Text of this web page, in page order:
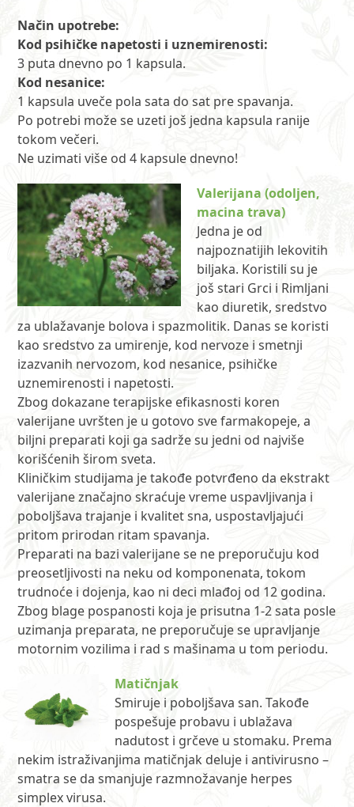
Način upotrebe:
Kod psihičke napetosti i uznemirenosti:
3 puta dnevno po 1 kapsula.
Kod nesanice:
1 kapsula uveče pola sata do sat pre spavanja.
Po potrebi može se uzeti još jedna kapsula ranije
tokom večeri.
Ne uzimati više od 4 kapsule dnevno!
Valerijana (odoljen,
macina trava)
Jedna je od
najpoznatijih lekovitih
biljaka. Koristili su je
još stari Grci i Rimljani
kao diuretik, sredstvo
za ublažavanje bolova i spazmolitik. Danas se koristi
kao sredstvo za umirenje, kod nervoze i smetnji
izazvanih nervozom, kod nesanice, psihičke
uznemirenosti i napetosti.
Zbog dokazane terapijske efikasnosti koren
valerijane uvršten je u gotovo sve farmakopeje, a
biljni preparati koji ga sadrže su jedni od najviše
korišćenih širom sveta.
Kliničkim studijama je takođe potvrđeno da ekstrakt
valerijane značajno skraćuje vreme uspavljivanja i
poboljšava trajanje i kvalitet sna, uspostavljajući
pritom prirodan ritam spavanja.
Preparati na bazi valerijane se ne preporučuju kod
preosetljivosti na neku od komponenata, tokom
trudnoće i dojenja, kao ni deci mlađoj od 12 godina.
Zbog blage pospanosti koja je prisutna 1-2 sata posle
uzimanja preparata, ne preporučuje se upravljanje
motornim vozilima i rad s mašinama u tom periodu.
Matičnjak
Smiruje i poboljšava san. Takođe
pospešuje probavu i ublažava
nadutost i grčeve u stomaku. Prema
nekim istraživanjima matičnjak deluje i antivirusno –
smatra se da smanjuje razmnožavanje herpes
simplex virusa.